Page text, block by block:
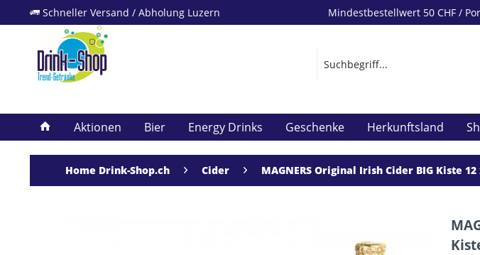
Schneller Versand / Abholung Luzern Mindestbestellwert 50 CHF /
Aktionen Bier Energy Drinks Geschenke Herkunftsland
Home Drink-Shop.ch Cider MAGNERS Original Irish Cider BIG Kiste